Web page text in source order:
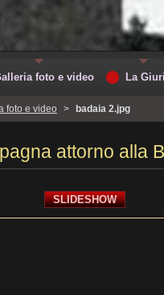
foto e video > badaia 2.jpg
attorno alla
SLIDESHOW
foto e video La